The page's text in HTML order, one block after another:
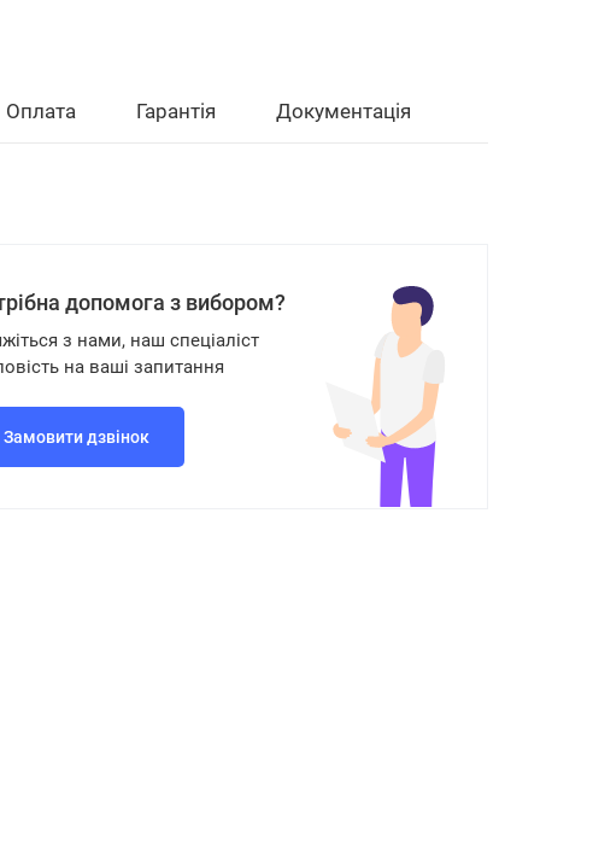
Оплата Гарантія Документація
допомога з вибором?
з нами, наш спеціаліст
на ваші запитання
Замовити дзвінок